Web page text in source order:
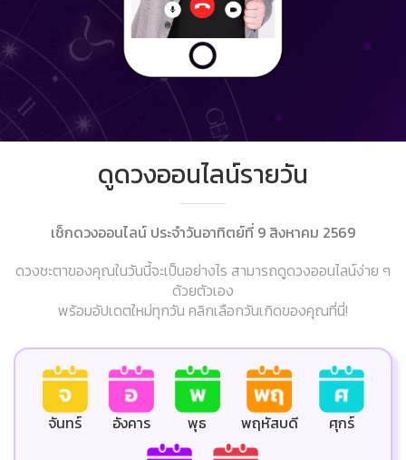
ดูดวงออนไลน์รายวัน
เช็กดวงออนไลน์ ประจำวันอาทิตย์ที่ 9 สิงหาคม 2569
ดวงชะตาของคุณในวันนี้จะเป็นอย่างไร สามารถดูดวงออนไลน์ง่าย ๆ
ด้วยตัวเอง
พร้อมอัปเดตใหม่ทุกวัน คลิกเลือกวันเกิดของคุณที่นี่!
จันทร์ อังคาร พุธ พฤหัสบดี ศุกร์